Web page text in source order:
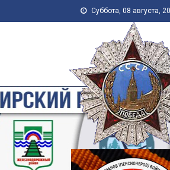
Суббота, 08 августа,
Новосибирская